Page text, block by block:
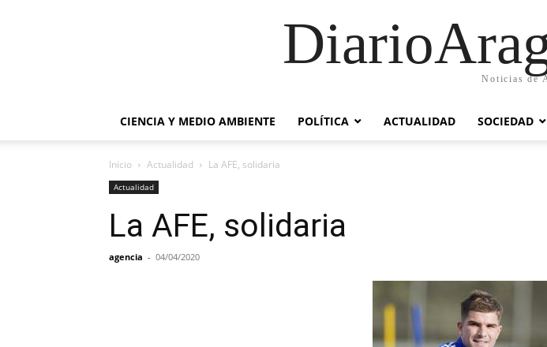
Noticias de
CIENCIA Y MEDIO AMBIENTE POLÍTICA ACTUALIDAD SOCIEDAD
Inicio Actualidad La AFE, solidaria
Actualidad
La AFE, solidaria
agencia - 04/04/2020